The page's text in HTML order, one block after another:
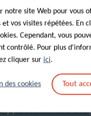
approche multi-
notre site Web pour
vos visites répétées. En
Cependant, vous
contrôlé. Pour plus
cliquer sur ici.
des cookies Tout